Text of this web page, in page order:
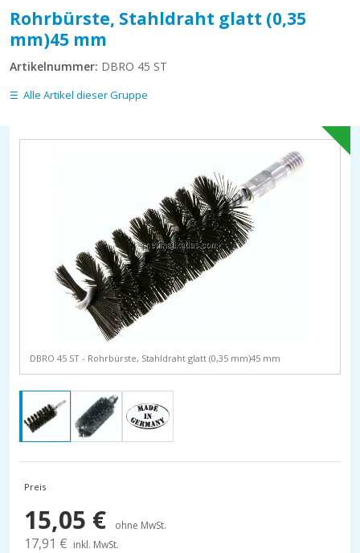
Rohrbürste, Stahldraht glatt (0,35
mm)45 mm
Artikelnummer: DBRO 45 ST
Alle Artikel dieser Gruppe
DBRO 45 ST - Rohrbürste, Stahldraht glatt (0,35 mm)45 mm
Preis
15,05 € ohne MwSt.
17,91 € inkl. MwSt.